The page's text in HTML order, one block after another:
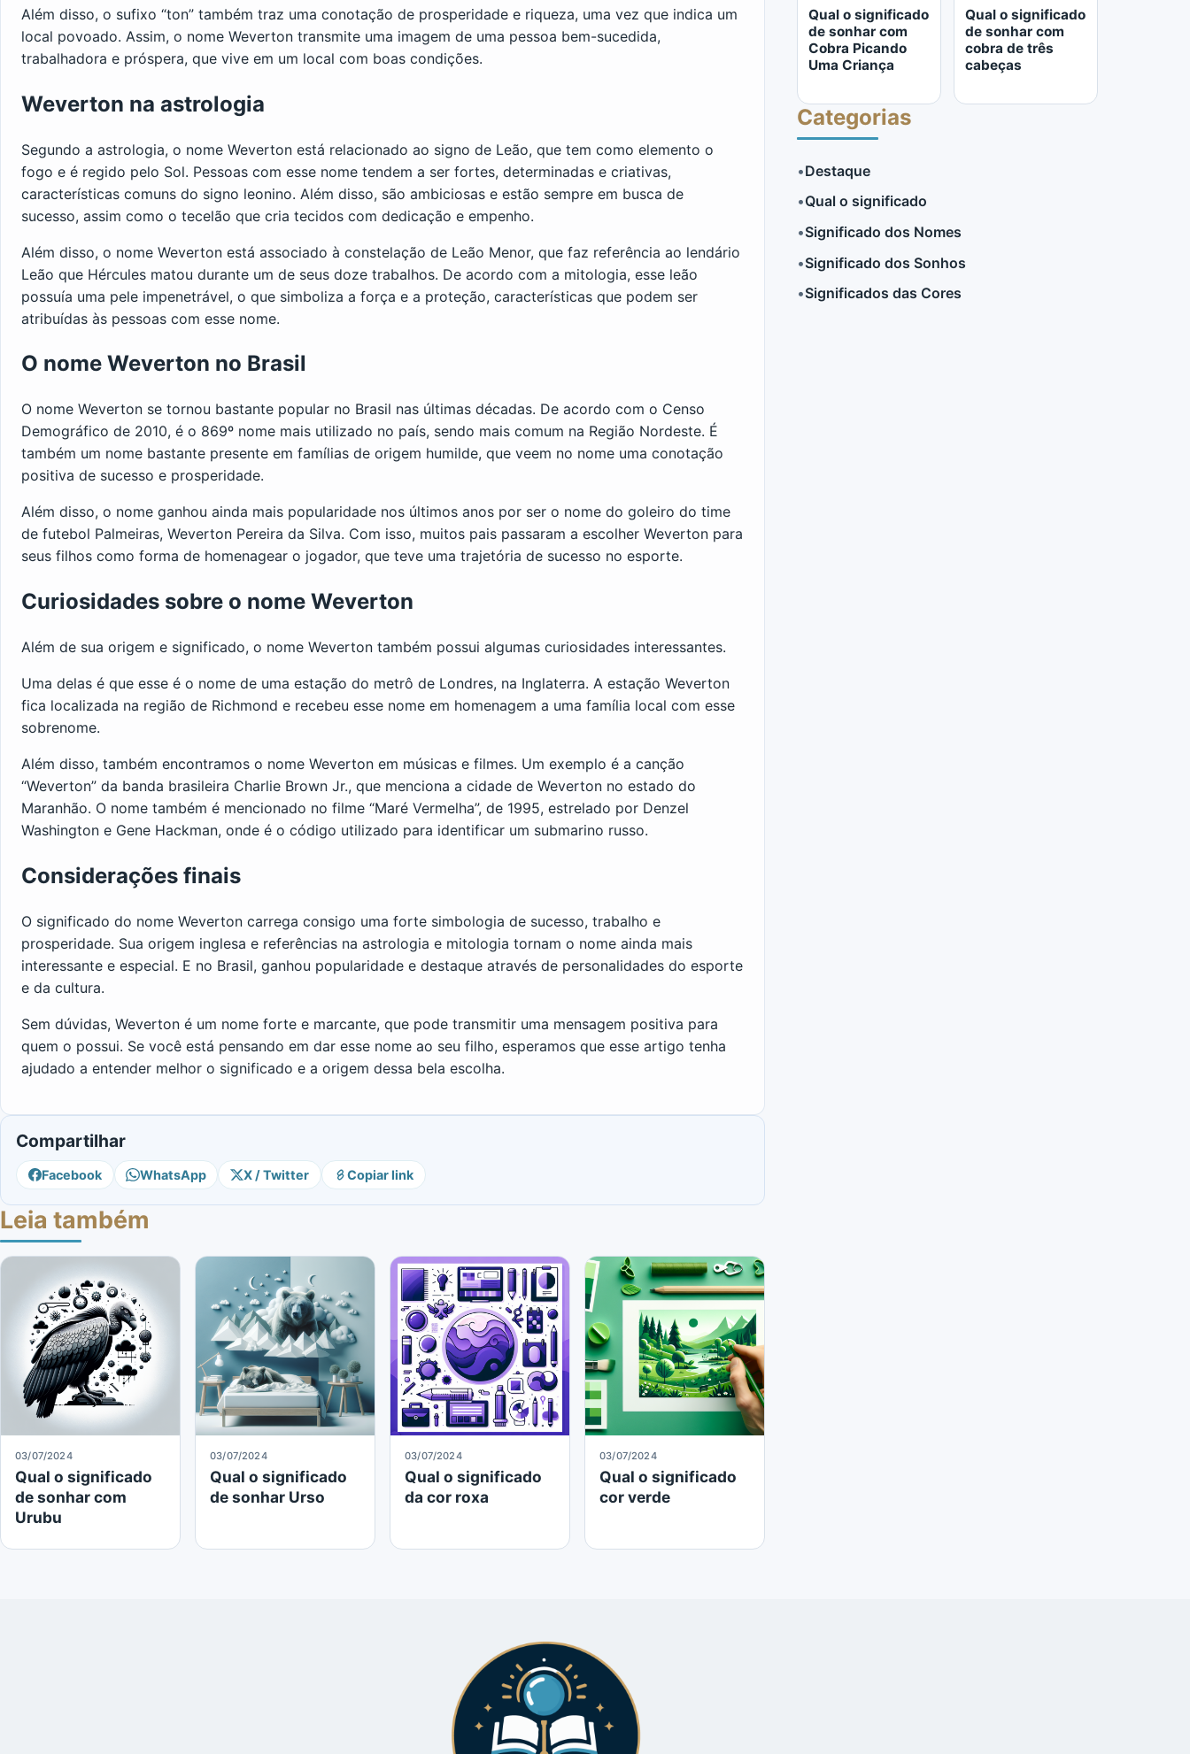
Além disso, o sufixo “ton” também traz uma conotação de prosperidade e riqueza, uma vez que indica um
local povoado. Assim, o nome Weverton transmite uma imagem de uma pessoa bem-sucedida,
trabalhadora e próspera, que vive em um local com boas condições.
Weverton na astrologia
Segundo a astrologia, o nome Weverton está relacionado ao signo de Leão, que tem como elemento o
fogo e é regido pelo Sol. Pessoas com esse nome tendem a ser fortes, determinadas e criativas,
características comuns do signo leonino. Além disso, são ambiciosas e estão sempre em busca de
sucesso, assim como o tecelão que cria tecidos com dedicação e empenho.
Além disso, o nome Weverton está associado à constelação de Leão Menor, que faz referência ao lendário
Leão que Hércules matou durante um de seus doze trabalhos. De acordo com a mitologia, esse leão
possuía uma pele impenetrável, o que simboliza a força e a proteção, características que podem ser
atribuídas às pessoas com esse nome.
O nome Weverton no Brasil
O nome Weverton se tornou bastante popular no Brasil nas últimas décadas. De acordo com o Censo
Demográfico de 2010, é o 869º nome mais utilizado no país, sendo mais comum na Região Nordeste. É
também um nome bastante presente em famílias de origem humilde, que veem no nome uma conotação
positiva de sucesso e prosperidade.
Além disso, o nome ganhou ainda mais popularidade nos últimos anos por ser o nome do goleiro do time
de futebol Palmeiras, Weverton Pereira da Silva. Com isso, muitos pais passaram a escolher Weverton para
seus filhos como forma de homenagear o jogador, que teve uma trajetória de sucesso no esporte.
Curiosidades sobre o nome Weverton
Além de sua origem e significado, o nome Weverton também possui algumas curiosidades interessantes.
Uma delas é que esse é o nome de uma estação do metrô de Londres, na Inglaterra. A estação Weverton
fica localizada na região de Richmond e recebeu esse nome em homenagem a uma família local com esse
sobrenome.
Além disso, também encontramos o nome Weverton em músicas e filmes. Um exemplo é a canção
“Weverton” da banda brasileira Charlie Brown Jr., que menciona a cidade de Weverton no estado do
Maranhão. O nome também é mencionado no filme “Maré Vermelha”, de 1995, estrelado por Denzel
Washington e Gene Hackman, onde é o código utilizado para identificar um submarino russo.
Considerações finais
O significado do nome Weverton carrega consigo uma forte simbologia de sucesso, trabalho e
prosperidade. Sua origem inglesa e referências na astrologia e mitologia tornam o nome ainda mais
interessante e especial. E no Brasil, ganhou popularidade e destaque através de personalidades do esporte
e da cultura.
Sem dúvidas, Weverton é um nome forte e marcante, que pode transmitir uma mensagem positiva para
quem o possui. Se você está pensando em dar esse nome ao seu filho, esperamos que esse artigo tenha
ajudado a entender melhor o significado e a origem dessa bela escolha.
Compartilhar
Facebook WhatsApp X / Twitter Copiar link
Leia também
03/07/2024
Qual o significado
de sonhar com
Urubu
03/07/2024
Qual o significado
de sonhar Urso
03/07/2024
Qual o significado
da cor roxa
03/07/2024
Qual o significado
cor verde
Qual o significado
de sonhar com
Cobra Picando
Uma Criança
LER MAIS
Qual o significado
de sonhar com
cobra de três
cabeças
Categorias
•Destaque
•Qual o significado
•Significado dos Nomes
•Significado dos Sonhos
•Significados das Cores